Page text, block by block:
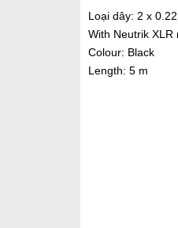
Loại dây: 2 x
With Neutrik XLR
Colour: Black
Length: 5 m